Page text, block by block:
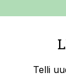
Telli